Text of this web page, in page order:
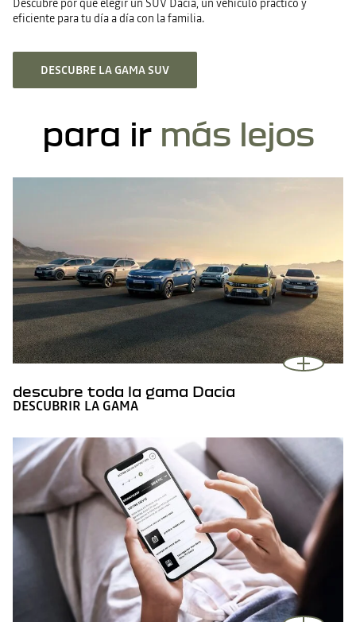
Descubre por qué elegir un SUV Dacia, un vehículo práctico y
eficiente para tu día a día con la familia.
DESCUBRE LA GAMA SUV
para ir más lejos
descubre toda la gama Dacia
DESCUBRIR LA GAMA